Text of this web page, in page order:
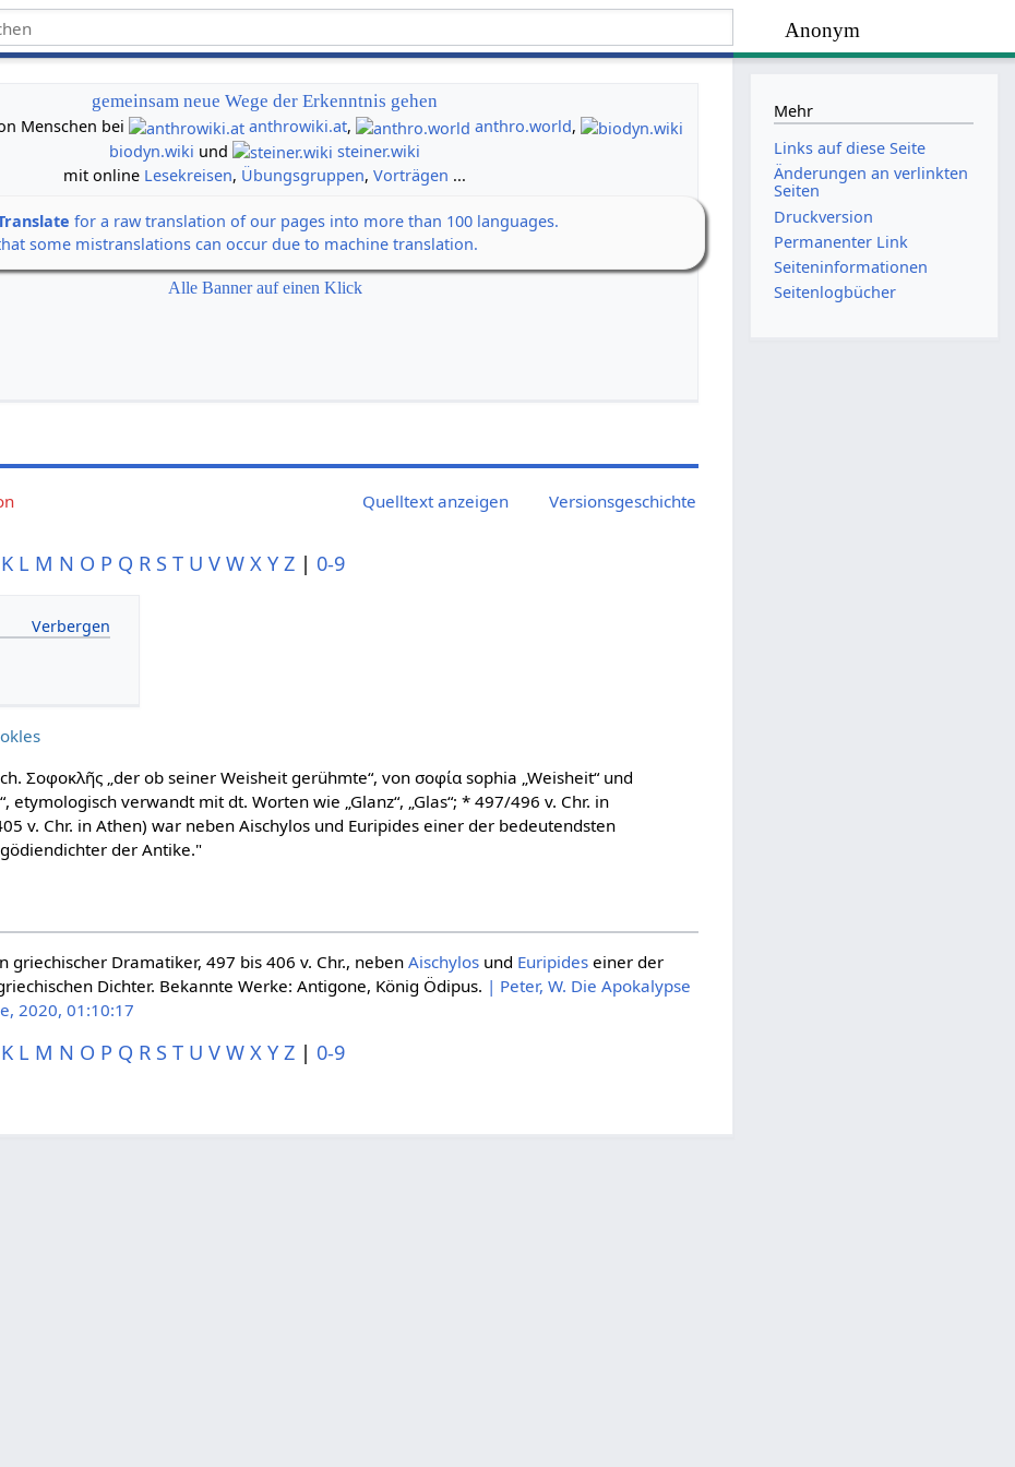
Anonym
gemeinsam neue Wege der Erkenntnis gehen
Menschen bei
anthrowiki.at, anthro.world,
biodyn.wiki und
steiner.wiki
mit online Lesekreisen, Übungsgruppen,Vorträgen ...
for a raw translation of our pages into more than 100 languages.
some mistranslations can occur due to machine translation.
Alle Banner auf einen Klick
Quelltext anzeigen Versionsgeschichte
K L M N O P Q R S T U V W X Y Z | 0-9
Σοφοκλῆς „der ob seiner Weisheit gerühmte“, von σοφία sophia „Weisheit“ und
etymologisch verwandt mit dt. Worten wie „Glanz“, „Glas“; * 497/496 v. Chr. in
v. Chr. in Athen) war neben Aischylos und Euripides einer der bedeutendsten
der Antike."
griechischer Dramatiker, 497 bis 406 v. Chr., nebenAischylos und Euripides einer der
Dichter. Bekannte Werke: Antigone, König Ödipus. | Peter, W. Die Apokalypse
2020, 01:10:17
K L M N O P Q R S T U V W X Y Z | 0-9
Mehr
Links auf diese Seite
Änderungen an verlinkten
Seiten
Druckversion
Permanenter Link
Seiten­­informationen
Seitenlogbücher